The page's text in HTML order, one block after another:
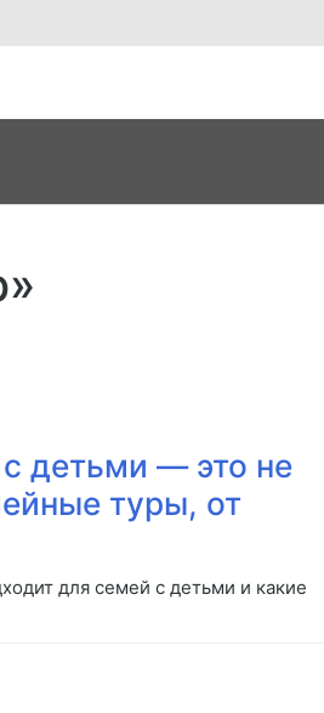
детьми — это не
туры, от
для семей с детьми и какие